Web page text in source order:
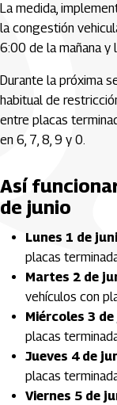
La medida,
la congestión
6:00 de la mañana y
Durante la próxima
habitual de
entre placas
en 6, 7, 8, 9 y 0.
Así
de junio
Lunes 1 de
placas
Martes 2 de
vehículos con
Miércoles 3
placas
Jueves 4 de
placas
Viernes 5 de